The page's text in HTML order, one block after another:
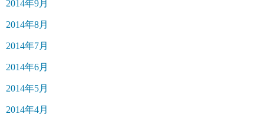
2014年9月
2014年8月
2014年7月
2014年6月
2014年5月
2014年4月